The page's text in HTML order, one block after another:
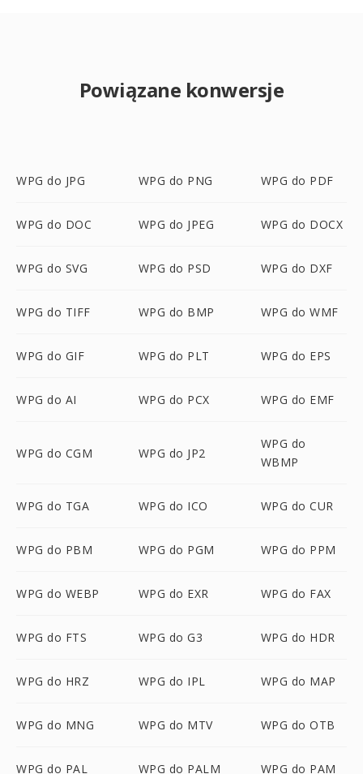
Powiązane konwersje
WPG do JPG WPG do PNG WPG do PDF
WPG do DOC WPG do JPEG WPG do DOCX
WPG do SVG WPG do PSD WPG do DXF
WPG do TIFF WPG do BMP WPG do WMF
WPG do GIF WPG do PLT WPG do EPS
WPG do AI WPG do PCX WPG do EMF
WPG do CGM WPG do JP2
WPG do
WBMP
WPG do TGA WPG do ICO WPG do CUR
WPG do PBM WPG do PGM WPG do PPM
WPG do WEBP WPG do EXR WPG do FAX
WPG do FTS WPG do G3 WPG do HDR
WPG do HRZ WPG do IPL WPG do MAP
WPG do MNG WPG do MTV WPG do OTB
WPG do PAL WPG do PALM WPG do PAM